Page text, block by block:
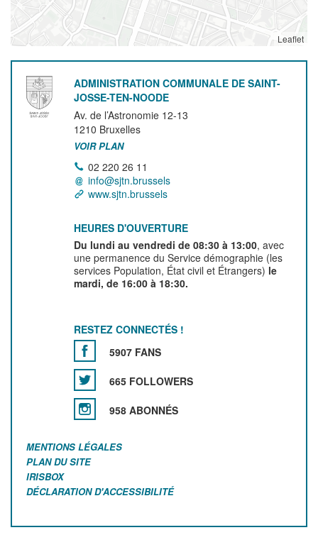
Leaflet
ADMINISTRATION COMMUNALE DE SAINT-
JOSSE-TEN-NOODE
Av. de l’Astronomie 12-13
1210 Bruxelles
VOIR PLAN
02 220 26 11
info@sjtn.brussels
www.sjtn.brussels
HEURES D'OUVERTURE
Du lundi au vendredi de 08:30 à 13:00, avec
une permanence du Service démographie (les
services Population, État civil et Étrangers) le
mardi, de 16:00 à 18:30.
RESTEZ CONNECTÉS !
5907 FANS
665 FOLLOWERS
958 ABONNÉS
MENTIONS LÉGALES
PLAN DU SITE
IRISBOX
DÉCLARATION D'ACCESSIBILITÉ